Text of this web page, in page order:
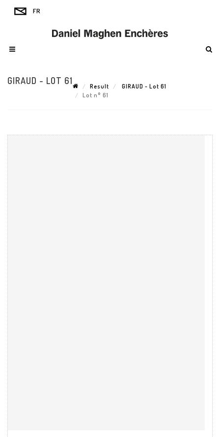
GIRAUD - LOT 61
Result
GIRAUD - Lot 61
Lot n° 61